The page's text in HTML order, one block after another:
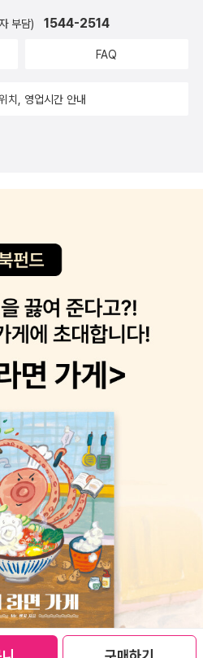
부담) 1544-2514
FAQ
치, 영업시간 안내